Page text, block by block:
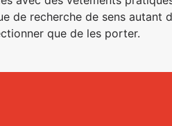
de recherche de sens autant
que de les porter.